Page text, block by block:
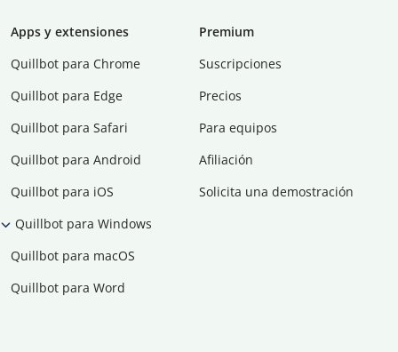
Apps y extensiones
Quillbot para Chrome
Quillbot para Edge
Quillbot para Safari
Quillbot para Android
Quillbot para iOS
Quillbot para Windows
Quillbot para macOS
Quillbot para Word
Premium
Suscripciones
Precios
Para equipos
Afiliación
Solicita una demostración